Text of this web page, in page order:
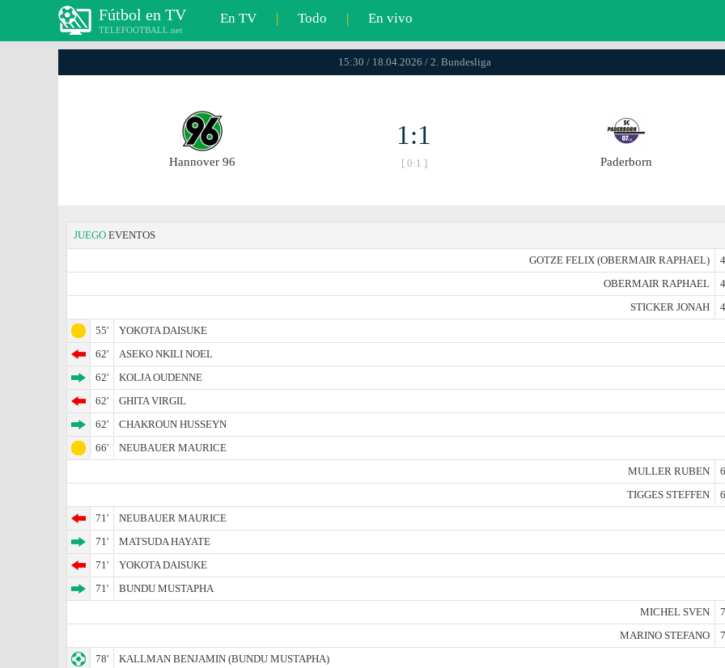
Fútbol en TV
TELEFOOTBALL.net
En TV | Todo | En vivo
15:30 / 18.04.2026 / 2. Bundesliga
Hannover 96
1:1
[ 0:1 ] Paderborn
JUEGO EVENTOS
GOTZE FELIX (OBERMAIR RAPHAEL)
OBERMAIR RAPHAEL
STICKER JONAH
55'
YOKOTA DAISUKE
62'
ASEKO NKILI NOEL
62'
KOLJA OUDENNE
62'
GHITA VIRGIL
62'
CHAKROUN HUSSEYN
66'
NEUBAUER MAURICE
MULLER RUBEN
TIGGES STEFFEN
71'
NEUBAUER MAURICE
71'
MATSUDA HAYATE
71'
YOKOTA DAISUKE
71'
BUNDU MUSTAPHA
MICHEL SVEN
MARINO STEFANO
78'
KALLMAN BENJAMIN (BUNDU MUSTAPHA)